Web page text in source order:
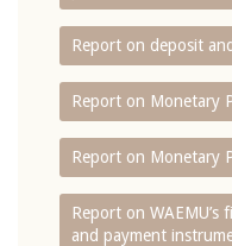
Report on deposit
Report on Monetary
Report on Monetary
Report on WAEMU’s
and payment